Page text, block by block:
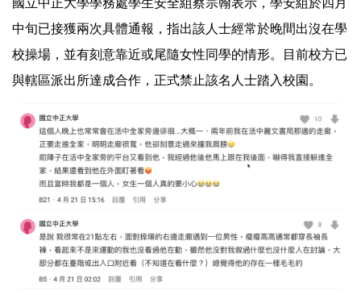
國立中正大學學務處學生安全組蔡宗翰表示，學安組於四月
中旬已接獲兩次具體通報，指出該人士經常於晚間出沒在學
校操場，並有刻意靠近或尾隨女性同學的情形。目前校方已
與轄區派出所達成合作，正式禁止該名人士踏入校園。